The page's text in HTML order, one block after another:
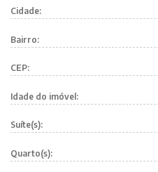
Cidade:
Bairro:
CEP:
Idade do imóvel:
Suíte(s):
Quarto(s):